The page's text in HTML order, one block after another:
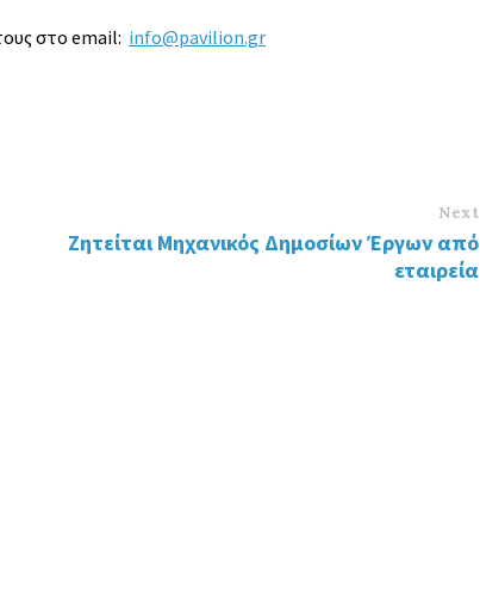
στο email: info@pavilion.gr
Next
Ζητείται Μηχανικός Δημοσίων Έργων από
εταιρεία